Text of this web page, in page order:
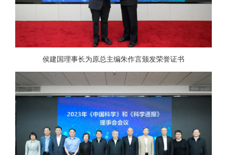
侯建国理事长为原总主编朱作言颁发荣誉证书